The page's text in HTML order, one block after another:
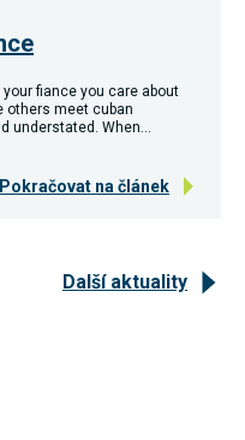
fiance you care about
others meet cuban
understated. When…
Pokračovat na článek
Další aktuality